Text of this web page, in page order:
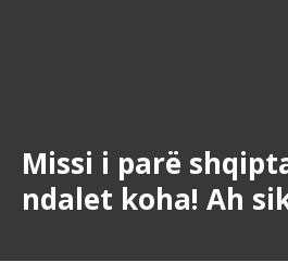
Missi i parë
ndalet koha! Ah